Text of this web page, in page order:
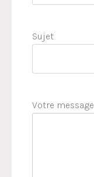
Sujet
Votre message